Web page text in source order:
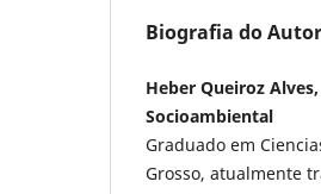
Biografia do Autor
Heber Queiroz
Socioambiental
Graduado em
Grosso, atualmente